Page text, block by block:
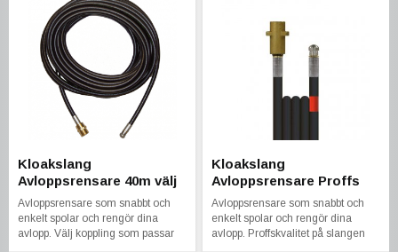
Kloakslang
Avloppsrensare 40m välj
koppling till din tvätt
Avloppsrensare som snabbt och
enkelt spolar och rengör dina
avlopp. Välj koppling som passar
Kloakslang
Avloppsrensare Proffs
10m Kärcher KEW Nilfisk
Kränzle Bosch Stihl
Avloppsrensare som snabbt och
enkelt spolar och rengör dina
avlopp. Proffskvalitet på slangen